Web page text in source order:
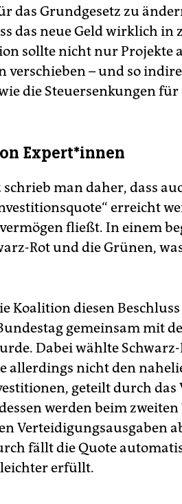
das Grundgesetz zu
das neue Geld wirklich
sollte nicht nur Projekte
verschieben – und so
die Steuersenkungen
Ex­per­t*in­nen
schrieb man daher, dass
erreicht
fließt. In einem
Rot und die Grünen,
Koalition diesen
gemeinsam mit
Dabei wählte
allerdings nicht den
geteilt durch das
werden beim zweiten
Verteidigungsausgaben
fällt die Quote
erfüllt.